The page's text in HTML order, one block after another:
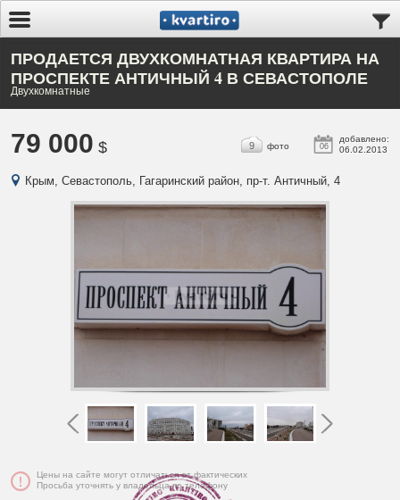
ПРОДАЕТСЯ ДВУХКОМНАТНАЯ КВАРТИРА НА
ПРОСПЕКТЕ АНТИЧНЫЙ 4 В СЕВАСТОПОЛЕ
Двухкомнатные
79 000 $ 06
добавлено:
06.02.2013
9 фото
Крым, Севастополь, Гагаринский район, пр-т. Античный, 4
Цены на сайте могут отличаться от фактических
Просьба уточнять у владельца по телефону